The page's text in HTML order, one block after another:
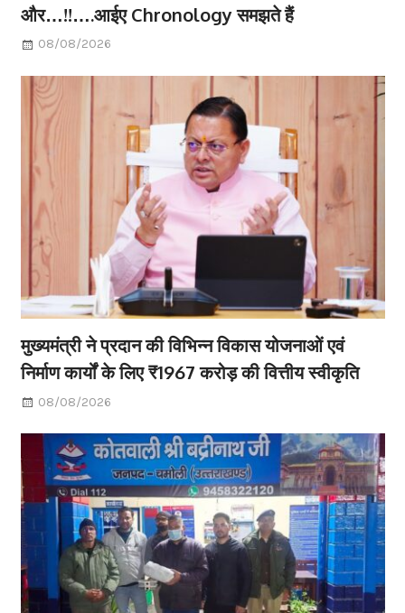
और…!!….आईए Chronology समझते हैं
08/08/2026
मुख्यमंत्री ने प्रदान की विभिन्न विकास योजनाओं एवं
निर्माण कार्यों के लिए ₹1967 करोड़ की वित्तीय स्वीकृति
08/08/2026